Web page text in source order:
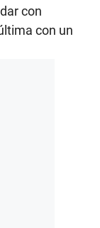
con
con un